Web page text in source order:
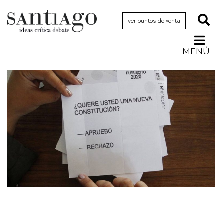
ver puntos de venta
MENÚ
Actualidad
Archivo Cenfoto-UDP
Arquetipos de situación
Artes visuales
Ciencia
Cine y televisión
Cómics